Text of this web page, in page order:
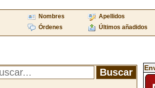
Nombres Apellidos
Órdenes Últimos añadidos